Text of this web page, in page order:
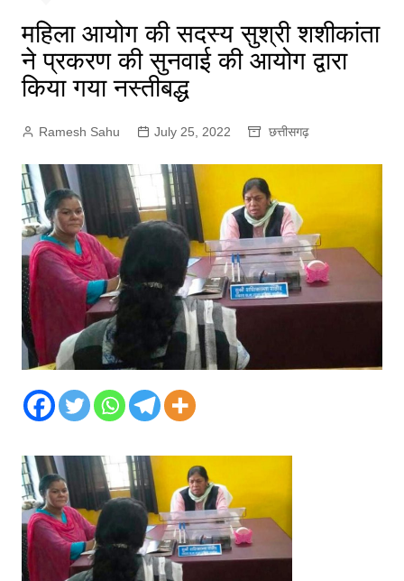
महिला आयोग की सदस्य सुश्री शशीकांता
ने प्रकरण की सुनवाई की आयोग द्वारा
किया गया नस्तीबद्ध
Ramesh Sahu July 25, 2022 छत्तीसगढ़